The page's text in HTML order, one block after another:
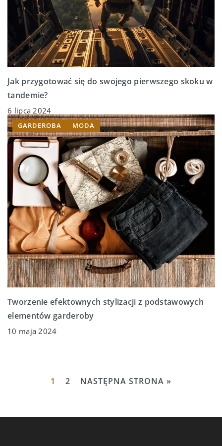
Jak przygotować się do swojego pierwszego skoku w
tandemie?
6 lipca 2024
GARDEROBA MODA
Tworzenie efektownych stylizacji z podstawowych
elementów garderoby
10 maja 2024
1 2 NASTĘPNA STRONA »